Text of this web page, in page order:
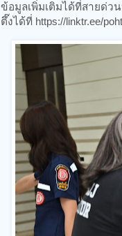
ข้อมูลเพิ่มเติมได้ที่สายด่ว
ตึ๊งได้ที่ https://linktr.ee/